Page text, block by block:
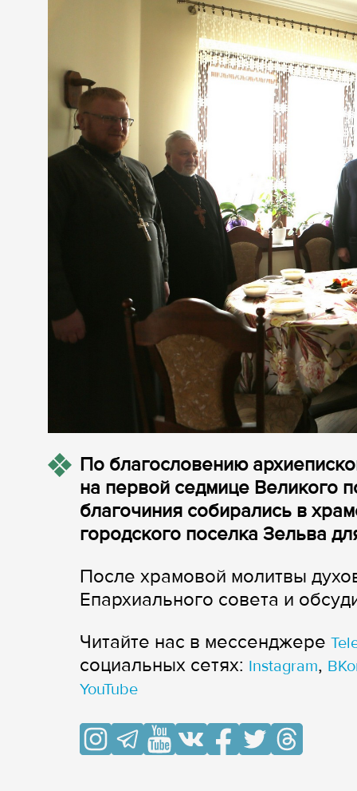
По благословению
на первой седмице Великого
благочиния собирались в
городского поселка Зельва
После храмовой молитвы
Епархиального совета и
Читайте нас в мессенджере
cоциальных сетях: Instagram,
YouTube